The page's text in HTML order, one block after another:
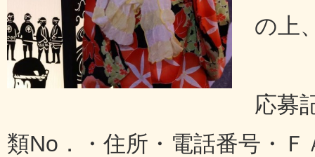
の上
応募
類No．・住所・電話番号・